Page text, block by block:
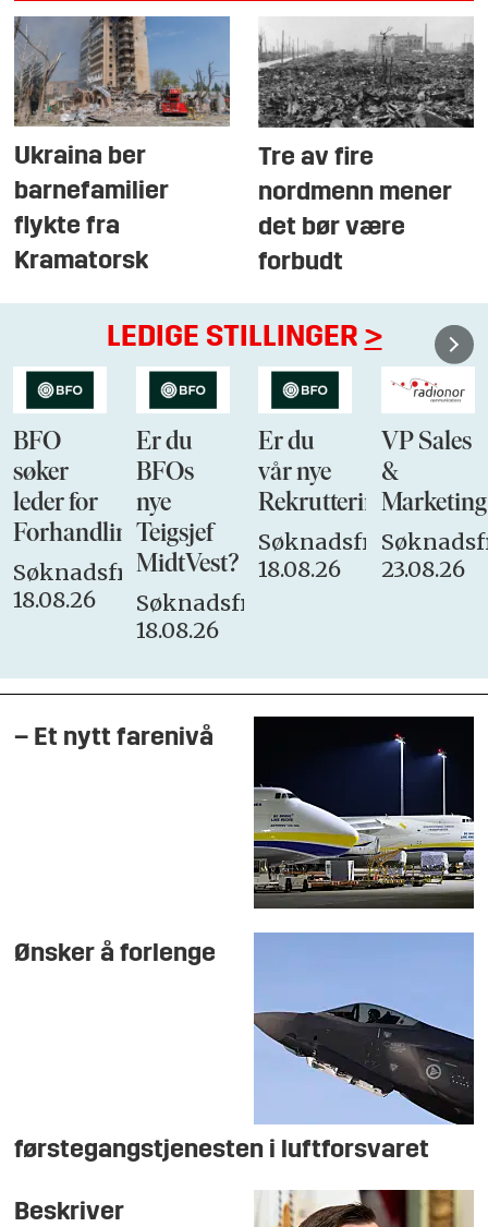
Ukraina ber
barnefamilier
flykte fra
Kramatorsk
Tre av fire
nordmenn mener
det bør være
forbudt
LEDIGE STILLINGER >
BFO
søker
leder for
Forhandlingsutvalget
Søknadsfrist:
18.08.26
Er du
BFOs
nye
Teigsjef
MidtVest?
Søknadsfrist:
18.08.26
Er du
vår nye
Søknadsfrist:
18.08.26
VP Sales
&
Marketing
23.08.26
– Et nytt farenivå
Ønsker å forlenge
førstegangstjenesten i luftforsvaret
Beskriver